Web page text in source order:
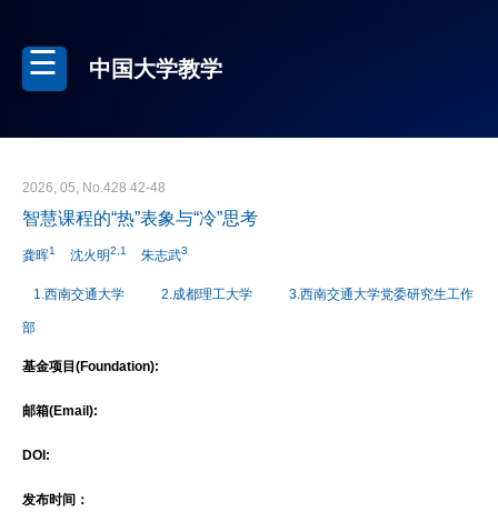
中国大学教学
2026, 05, No.428 42-48
智慧课程的“热”表象与“冷”思考
龚晖1 沈火明2,1 朱志武3
1.西南交通大学 2.成都理工大学 3.西南交通大学党委研究生工作
部
基金项目(Foundation):
邮箱(Email):
DOI:
发布时间：